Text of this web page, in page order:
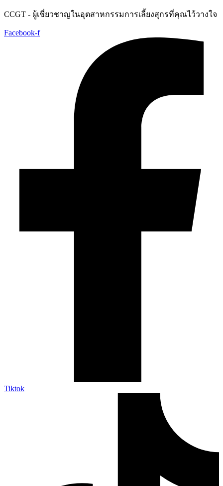
Skip
content
CCGT - ผู้เชี่ยวชาญในอุตสาหกรรมการเลี้ยงสุกรที่คุณไว้วางใจ
Facebook-f
Tiktok